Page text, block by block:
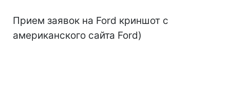
Прием заявок на Ford криншот с
американского сайта Ford)